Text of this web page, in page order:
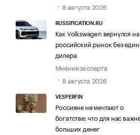
8 августа 2026
RUSSIFICATION.RU
Как Volkswagen вернулся на
российский рынок без
дилера
Мнение эксперта
8 августа 2026
VESPERFIN
Россияне не мечтают о
богатстве: что для нас
больших денег